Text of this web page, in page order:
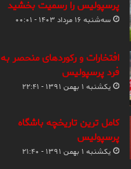
پرسپولیس را رسمیت بخشید
سه‌شنبه ۱۶ مرداد ۱۴۰۳ - ۰۰:۰۱
افتخارات و رکوردهای منحصر به
فرد پرسپولیس
یکشنبه ۱ بهمن ۱۳۹۱ - ۲۲:۴۱
کامل ترین تاریخچه باشگاه
پرسپولیس
یکشنبه ۱ بهمن ۱۳۹۱ - ۲۱:۴۰